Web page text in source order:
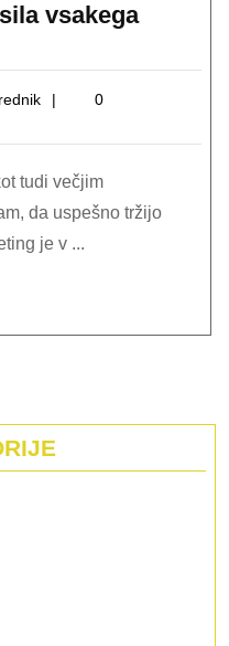
vsakega
Urednik
0
da uspešno tržijo
je v ...